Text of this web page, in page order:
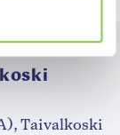
Taivalkoski